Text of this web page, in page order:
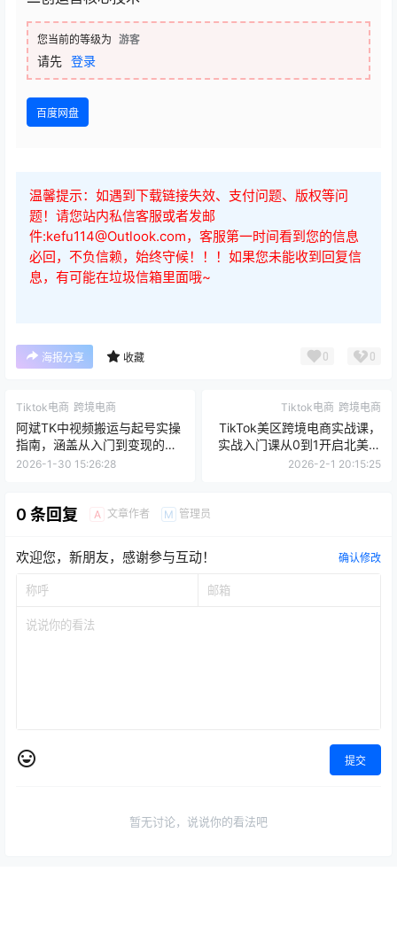
您当前的等级为 游客
请先 登录
百度网盘
温馨提示：如遇到下载链接失效、支付问题、版权等问
题！请您站内私信客服或者发邮
件:kefu114@Outlook.com，客服第一时间看到您的信息
必回，不负信赖，始终守候！！！如果您未能收到回复信
息，有可能在垃圾信箱里面哦~
海报分享 收藏 0 0
Tiktok电商 跨境电商
阿斌TK中视频搬运与起号实操
指南，涵盖从入门到变现的全
流程
2026-1-30 15:26:28
Tiktok电商 跨境电商
TikTok美区跨境电商实战课，
实战入门课从0到1开启北美小
店
2026-2-1 20:15:25
0 条回复 A 文章作者 M 管理员
欢迎您，新朋友，感谢参与互动！ 确认修改
提交
暂无讨论，说说你的看法吧